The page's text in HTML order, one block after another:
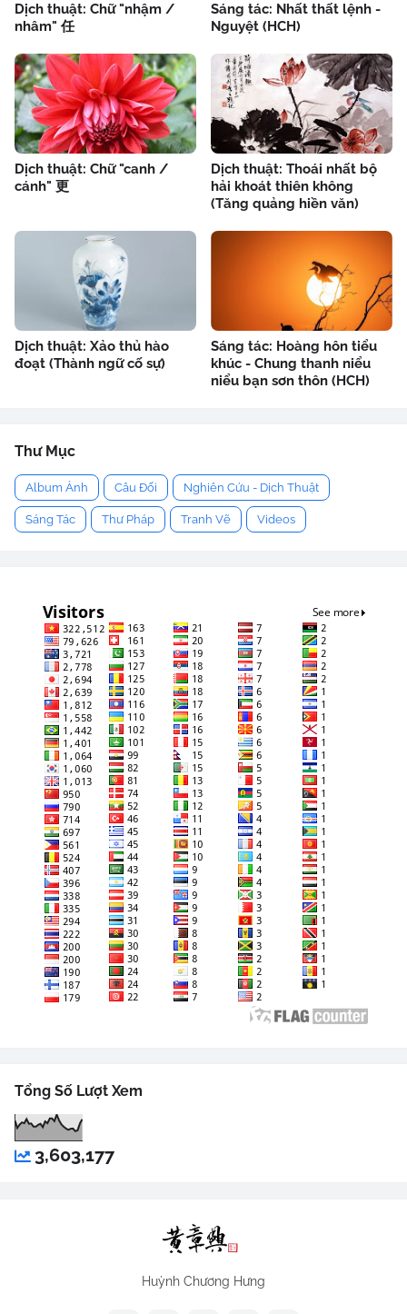
Dịch thuật: Chữ "nhậm /
nhâm" 任
Sáng tác: Nhất thất lệnh -
Nguyệt (HCH)
Dịch thuật: Chữ "canh /
cánh" 更
Dịch thuật: Thoái nhất bộ
hải khoát thiên không
(Tăng quảng hiền văn)
Dịch thuật: Xảo thủ hào
đoạt (Thành ngữ cố sự)
Sáng tác: Hoàng hôn tiểu
khúc - Chung thanh niểu
niểu bạn sơn thôn (HCH)
Thư Mục
Album Ảnh Câu Đối Nghiên Cứu - Dịch Thuật
Sáng Tác Thư Pháp Tranh Vẽ Videos
Tổng Số Lượt Xem
3,603,177
Huỳnh Chương Hưng